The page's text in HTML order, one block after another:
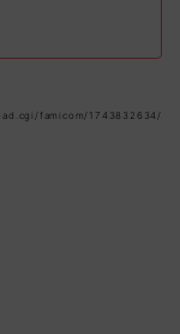
famicom/1743832634/